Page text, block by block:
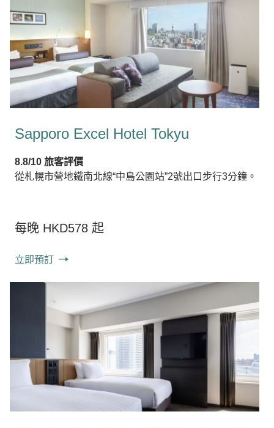
Sapporo Excel Hotel Tokyu
8.8/10 旅客評價
從札幌市營地鐵南北線“中島公園站”2號出口步行3分鐘。
每晚 HKD578 起
立即預訂